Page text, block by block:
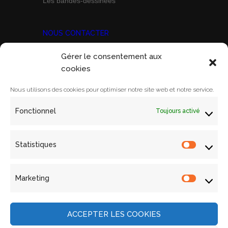
Gérer le consentement aux
cookies
Nous utilisons des cookies pour optimiser notre site web et notre service.
Fonctionnel Toujours activé
Statistiques
Marketing
ACCEPTER LES COOKIES
NOUS CONTACTER
ACORAM
Ecole Militaire, Case D
75700 PARIS SP 07
Archives
Contact